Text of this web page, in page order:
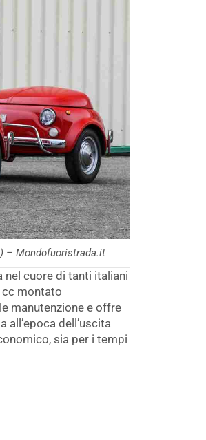
– Mondofuoristrada.it
nel cuore di tanti italiani
montato
manutenzione e offre
dell’uscita
sia per i tempi